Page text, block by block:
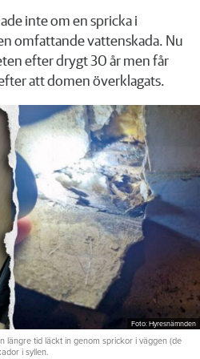
inte om en spricka i
omfattande vattenskada. Nu
efter drygt 30 år men får
att domen överklagats.
Foto: Hyresnämnden
längre tid läckt in genom sprickor i väggen (de
i syllen.